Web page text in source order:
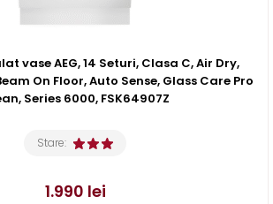
vase AEG, 14 Seturi, Clasa C, Air Dry,
On Floor, Auto Sense, Glass Care Pro
Series 6000, FSK64907Z
Stare:
1.990 lei